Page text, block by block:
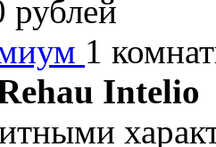
рублей
1
Intelio